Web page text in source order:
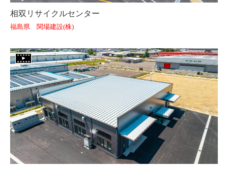
相双リサイクルセンター
福島県 関場建設(株)